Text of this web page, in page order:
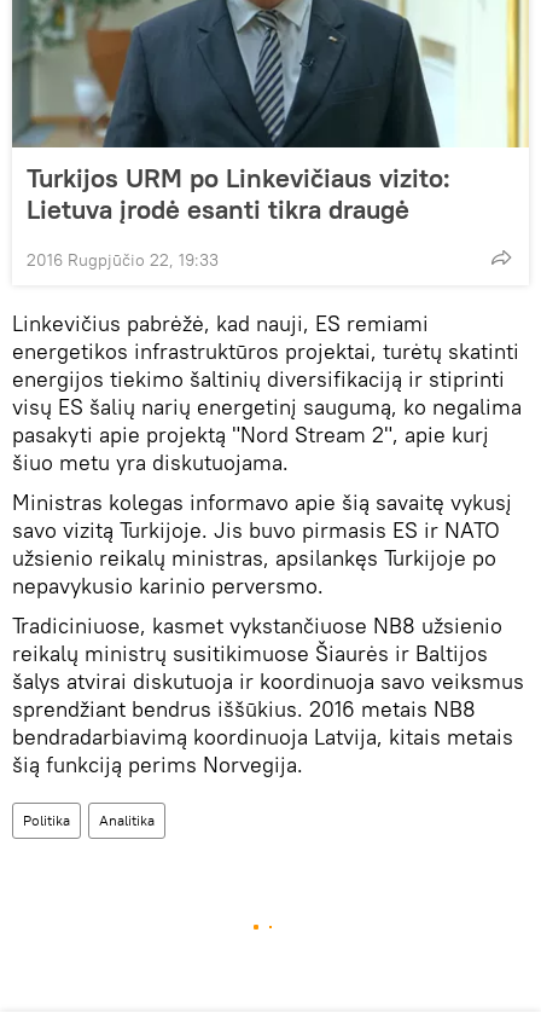
Turkijos URM po Linkevičiaus vizito:
Lietuva įrodė esanti tikra draugė
2016 Rugpjūčio 22, 19:33
Linkevičius pabrėžė, kad nauji, ES remiami
energetikos infrastruktūros projektai, turėtų skatinti
energijos tiekimo šaltinių diversifikaciją ir stiprinti
visų ES šalių narių energetinį saugumą, ko negalima
pasakyti apie projektą "Nord Stream 2", apie kurį
šiuo metu yra diskutuojama.
Ministras kolegas informavo apie šią savaitę vykusį
savo vizitą Turkijoje. Jis buvo pirmasis ES ir NATO
užsienio reikalų ministras, apsilankęs Turkijoje po
nepavykusio karinio perversmo.
Tradiciniuose, kasmet vykstančiuose NB8 užsienio
reikalų ministrų susitikimuose Šiaurės ir Baltijos
šalys atvirai diskutuoja ir koordinuoja savo veiksmus
sprendžiant bendrus iššūkius. 2016 metais NB8
bendradarbiavimą koordinuoja Latvija, kitais metais
šią funkciją perims Norvegija.
Politika Analitika